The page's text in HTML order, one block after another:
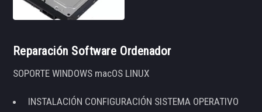
Reparación Software Ordenador
SOPORTE WINDOWS macOS LINUX
INSTALACIÓN CONFIGURACIÓN SISTEMA OPERATIVO